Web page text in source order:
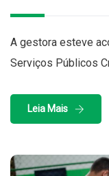
A gestora esteve
Serviços Públicos
Leia Mais